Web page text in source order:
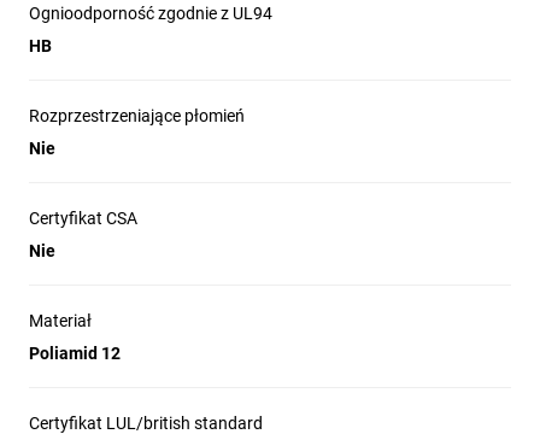
Ognioodporność zgodnie z UL94
HB
Rozprzestrzeniające płomień
Nie
Certyfikat CSA
Nie
Materiał
Poliamid 12
Certyfikat LUL/british standard